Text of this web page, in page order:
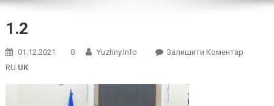
1.2
01.12.2021 0 Yuzhny.info Залишити КоментарOn
RU UK